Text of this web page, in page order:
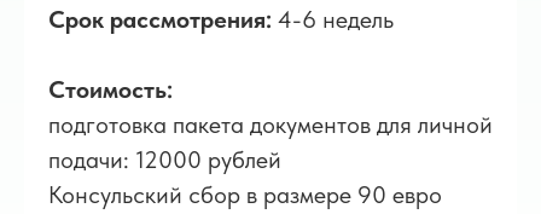
Срок рассмотрения: 4-6 недель
Стоимость:
подготовка пакета документов для личной
подачи: 12000 рублей
Консульский сбор в размере 90 евро